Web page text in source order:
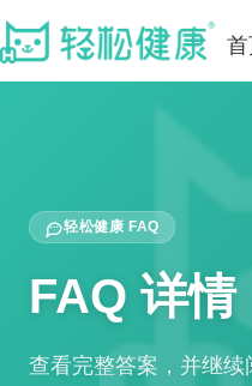
首
轻松健康 FAQ
FAQ 详情
查看完整答案，并继续